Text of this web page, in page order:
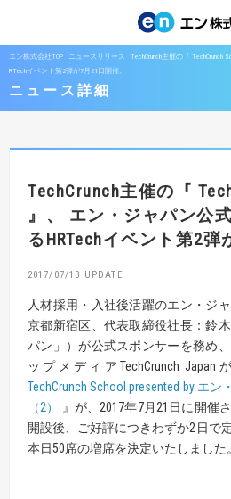
エン株式会社TOP ニュースリリース
TechCrunch主催の『
RTechイベント第2弾が7月21日開催。
ニュース詳細
TechCrunch主催の『
』、 エン・ジャパン公
るHRTechイベント第2弾
2017/07/13
人材採用・入社後活躍のエン・ジ
京都新宿区、代表取締役社長：鈴
パン」）が公式スポンサーを務め
ップメディアTechCrunch
TechCrunch School presented by エ
（2）
』が、2017年7月21日に開催
開設後、ご好評につきわずか2日で
本日50席の増席を決定いたしました。